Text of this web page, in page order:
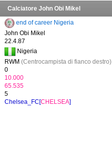
Calciatore John Obi Mikel
end of career Nigeria
John Obi Mikel
22.4.87
Nigeria
RWM (Centrocampista di fianco destro)
0
10.000
65.535
5
Chelsea_FC[CHELSEA]